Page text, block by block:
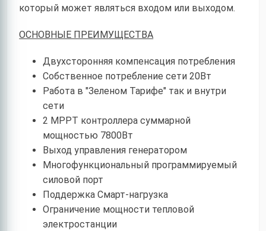
который может являться входом или выходом.
ОСНОВНЫЕ ПРЕИМУЩЕСТВА
Двухсторонняя компенсация потребления
Собственное потребление сети 20Вт
Работа в "Зеленом Тарифе" так и внутри
сети
2 MPPT контроллера суммарной
мощностью 7800Вт
Выход управления генератором
Многофункциональный программируемый
силовой порт
Поддержка Смарт-нагрузка
Ограничение мощности тепловой
электростанции